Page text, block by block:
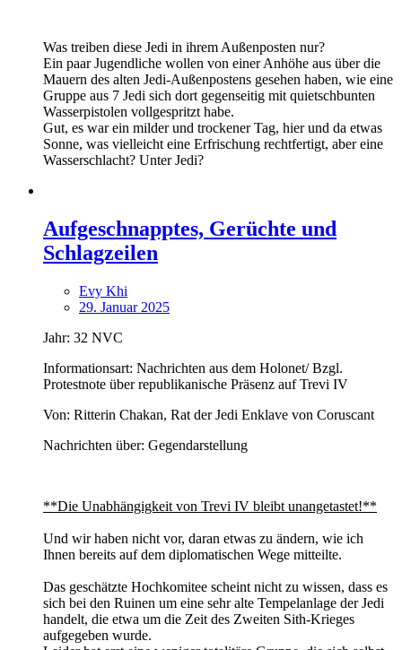
Was treiben diese Jedi in ihrem Außenposten nur?
Ein paar Jugendliche wollen von einer Anhöhe aus über die
Mauern des alten Jedi-Außenpostens gesehen haben, wie eine
Gruppe aus 7 Jedi sich dort gegenseitig mit quietschbunten
Wasserpistolen vollgespritzt habe.
Gut, es war ein milder und trockener Tag, hier und da etwas
Sonne, was vielleicht eine Erfrischung rechtfertigt, aber eine
Wasserschlacht? Unter Jedi?
Aufgeschnapptes, Gerüchte und
Schlagzeilen
Evy Khi
29. Januar 2025
Jahr: 32 NVC
Informationsart: Nachrichten aus dem Holonet/ Bzgl.
Protestnote über republikanische Präsenz auf Trevi IV
Von: Ritterin Chakan, Rat der Jedi Enklave von Coruscant
Nachrichten über: Gegendarstellung
**Die Unabhängigkeit von Trevi IV bleibt unangetastet!**
Und wir haben nicht vor, daran etwas zu ändern, wie ich
Ihnen bereits auf dem diplomatischen Wege mitteilte.
Das geschätzte Hochkomitee scheint nicht zu wissen, dass es
sich bei den Ruinen um eine sehr alte Tempelanlage der Jedi
handelt, die etwa um die Zeit des Zweiten Sith-Krieges
aufgegeben wurde.